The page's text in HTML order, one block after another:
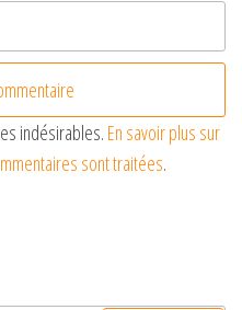
indésirables. En savoir plus sur
sont traitées.